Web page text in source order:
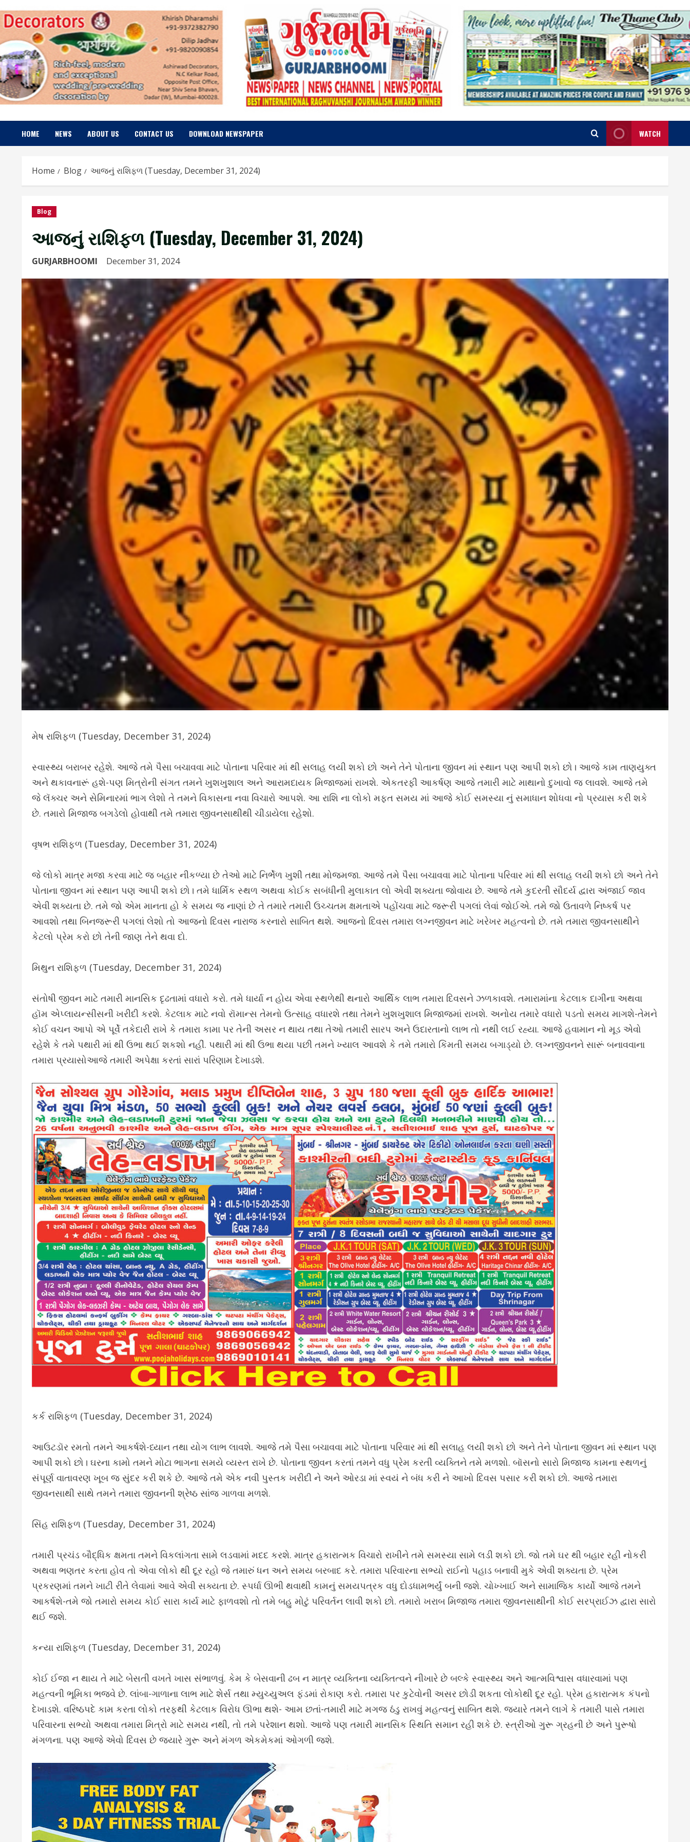
to
HOME NEWS ABOUT US CONTACT US DOWNLOAD NEWSPAPER WATCH
Home Blog આજનું રાશિફળ (Tuesday, December 31, 2024)
Blog
આજનું રાશિફળ (Tuesday, December 31, 2024)
GURJARBHOOMI December 31, 2024
મેષ રાશિફળ (Tuesday, December 31, 2024)
સ્વાસ્થ્ય બરાબર રહેશે. આજે તમે પૈસા બચાવવા માટે પોતાના પરિવાર માં થી સલાહ લયી શકો છો અને તેને પોતાના જીવન માં સ્થાન પણ આપી શકો છો। આજે કામ તાણયુક્ત
અને થકાવનારૂં હશે-પણ મિત્રોની સંગત તમને ખુશખુશાલ અને આરામદાયક મિજાજમાં રાખશે. એકતરફી આકર્ષણ આજે તમારી માટે માથાનો દુખાવો જ લાવશે. આજે તમે
જે લૅક્ચર અને સેમિનારમાં ભાગ લેશો તે તમને વિકાસના નવા વિચારો આપશે. આ રાશિ ના લોકો મફત સમય માં આજે કોઈ સમસ્યા નું સમાધાન શોધવા નો પ્રયાસ કરી શકે
છે. તમારો મિજાજ બગડેલો હોવાથી તમે તમારા જીવનસાથીથી ચીડાયેલા રહેશો.
વૃષભ રાશિફળ (Tuesday, December 31, 2024)
જે લોકો માત્ર મજા કરવા માટે જ બહાર નીકળ્યા છે તેઓ માટે નિર્ભેળ ખુશી તથા મોજમજા. આજે તમે પૈસા બચાવવા માટે પોતાના પરિવાર માં થી સલાહ લયી શકો છો અને તેને
પોતાના જીવન માં સ્થાન પણ આપી શકો છો। તમે ધાર્મિક સ્થળ અથવા કોઈક સબંધીની મુલાકાત લો એવી શક્યતા જોવાય છે. આજે તમે કુદરતી સૌદર્ય દ્વારા અંજાઈ જાવ
એવી શક્યતા છે. તમે જો એમ માનતા હો કે સમય જ નાણાં છે તે તમારે તમારી ઉચ્ચતમ ક્ષમતાએ પહોંચવા માટે જરૂરી પગલાં લેવાં જોઈએ. તમે જો ઉતાવળે નિષ્કર્ષ પર
આવશો તથા બિનજરૂરી પગલાં લેશો તો આજનો દિવસ નારાજ કરનારો સાબિત થશે. આજનો દિવસ તમારા લગ્નજીવન માટે ખરેખર મહત્વનો છે. તમે તમારા જીવનસાથીને
કેટલો પ્રેમ કરો છો તેની જાણ તેને થવા દો.
મિથુન રાશિફળ (Tuesday, December 31, 2024)
સંતોષી જીવન માટે તમારી માનસિક દૃઢતામાં વધારો કરો. તમે ધાર્યા ન હોય એવા સ્થળેથી થનારો આર્થિક લાભ તમારા દિવસને ઝળકાવશે. તમારામાંના કેટલાક દાગીના અથવા
હૉમ એપ્લાયન્સીસની ખરીદી કરશે. કેટલાક માટે નવો રૉમાન્સ તેમનો ઉત્સાહ વધારશે તથા તેમને ખુશખુશાલ મિજાજમાં રાખશે. અનોય તમારે વધારો પડતો સમય માગશે-તેમને
કોઈ વચન આપો એ પૂર્વે તકેદારી રાખે કે તમારા કામા પર તેની અસર ન થાય તથા તેઓ તમારી સારપ અને ઉદારતાનો લાભ તો નથી લઈ રહ્યા. આજે હવામાન નો મૂડ એવો
રહેશે કે તમે પથારી માં થી ઉભા થઈ શકશો નહીં. પથારી માં થી ઉભા થયા પછી તમને ખ્યાલ આવશે કે તમે તમારો કિંમતી સમય બગાડ્યો છે. લગ્નજીવનને સારૂં બનાવવાના
તમારા પ્રયાસોઆજે તમારી અપેક્ષા કરતાં સારાં પરિણામ દેખાડશે.
કર્ક રાશિફળ (Tuesday, December 31, 2024)
આઉટડૉર રમતો તમને આકર્ષશે-ધ્યાન તથા યોગ લાભ લાવશે. આજે તમે પૈસા બચાવવા માટે પોતાના પરિવાર માં થી સલાહ લયી શકો છો અને તેને પોતાના જીવન માં સ્થાન પણ
આપી શકો છો। ઘરના કામો તમને મોટા ભાગના સમયે વ્યસ્ત રાખે છે. પોતાના જીવન કરતાં તમને વધુ પ્રેમ કરતી વ્યક્તિને તમે મળશો. બૉસનો સારો મિજાજ કામના સ્થળનું
સંપૂર્ણ વાતાવરણ ખૂબ જ સુંદર કરી શકે છે. આજે તમે એક નવી પુસ્તક ખરીદી ને અને ઓરડા માં સ્વયં ને બંધ કરી ને આખો દિવસ પસાર કરી શકો છો. આજે તમારા
જીવનસાથી સાથે તમને તમારા જીવનની શ્રેષ્ઠ સાંજ ગાળવા મળશે.
સિંહ રાશિફળ (Tuesday, December 31, 2024)
તમારી પ્રચંડ બૌદ્ધિક ક્ષમતા તમને વિકલાંગતા સામે લડવામાં મદદ કરશે. માત્ર હકારાત્મક વિચારો રાખીને તમે સમસ્યા સામે લડી શકો છો. જો તમે ઘર થી બહાર રહી નોકરી
અથવા ભણતર કરતા હોવ તો એવા લોકો થી દૂર રહો જે તમારું ધન અને સમય બરબાદ કરે. તમારા પરિવારના સભ્યો રાઈનો પહાડ બનાવી મુકે એવી શક્યતા છે. પ્રેમ
પ્રકરણમાં તમને ખાટી રીતે લેવામાં આવે એવી સક્યતા છે. સ્પર્ધા ઊભી થવાથી કામનું સમયપત્રક વધુ દોડધામભર્યું બની જશે. ચોખ્ખાઈ અને સામાજિક કાર્યો આજે તમને
આકર્ષશે-તમે જો તમારો સમય કોઈ સારા કાર્ય માટે ફાળવશો તો તમે બહુ મોટું પરિવર્તન લાવી શકો છો. તમારો ખરાબ મિજાજ તમારા જીવનસાથીની કોઈ સરપ્રાઈઝ દ્વારા સારો
થઈ જશે.
કન્યા રાશિફળ (Tuesday, December 31, 2024)
કોઈ ઈજા ન થાય તે માટે બેસતી વખતે ખાસ સંભાળવું. કેમ કે બેસવાની ઢબ ન માત્ર વ્યક્તિના વ્યક્તિત્વને નીખારે છે બલ્કે સ્વાસ્થ્ય અને આત્મવિશ્વાસ વધારવામાં પણ
મહત્વની ભૂમિકા ભજવે છે. લાંબા-ગાળાના લાભ માટે શેર્સ તથા મ્યુચ્યુઅલ ફંડમાં રોકાણ કરો. તમારા પર કુટેવોની અસર છોડી શકતા લોકોથી દૂર રહો. પ્રેમ હકારાત્મક કંપનો
દેખાડશે. વરિષ્ઠપદે કામ કરતા લોકો તરફથી કેટલાક વિરોધ ઊભા થશે- આમ છતાં-તમારી માટે મગજ ઠંડુ રાખવું મહત્વનું સાબિત થશે. જ્યારે તમને લાગે કે તમારી પાસે તમારા
પરિવારના સભ્યો અથવા તમારા મિત્રો માટે સમય નથી, તો તમે પરેશાન થશો. આજે પણ તમારી માનસિક સ્થિતિ સમાન રહી શકે છે. સ્ત્રીઓ ગુરૂ ગ્રહની છે અને પુરૂષો
મંગળના. પણ આજે એવો દિવસ છે જ્યારે ગુરૂ અને મંગળ એકમેકમાં ઓગળી જશે.